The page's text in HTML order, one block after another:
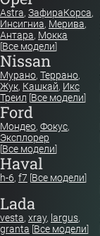
Astra, ЗафираКорса,
Инсигниа, Мерива,
Антара, Мокка
[Все модели]
Nissan
Мурано, Террано,
Жук, Кашкай, Икс
Треил [Все модели]
Ford
Мондео, Фокус,
Эксплорер
[Все модели]
Haval
h-6, f7 [Все модели]
Lada
vesta, xray, largus,
granta [Все модели]